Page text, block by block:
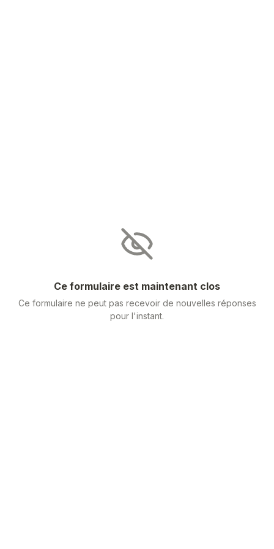
Ce formulaire est maintenant clos
Ce formulaire ne peut pas recevoir de nouvelles réponses
pour l'instant.